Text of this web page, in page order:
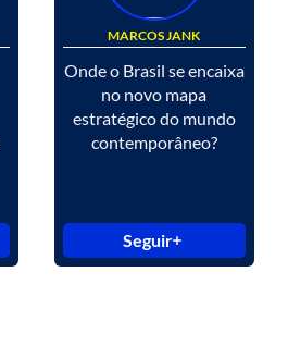
MARCOS JANK
Onde o Brasil se encaixa
no novo mapa
estratégico do mundo
contemporâneo?
Seguir